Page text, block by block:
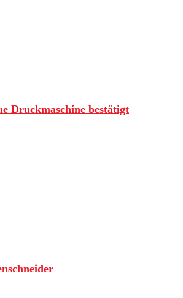
Druckmaschine bestätigt